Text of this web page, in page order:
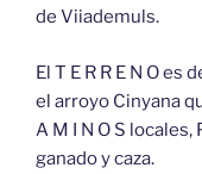
de Viiademuls.
El T E R R E N O
el arroyo Cinyana
A M I N O S
ganado y caza.